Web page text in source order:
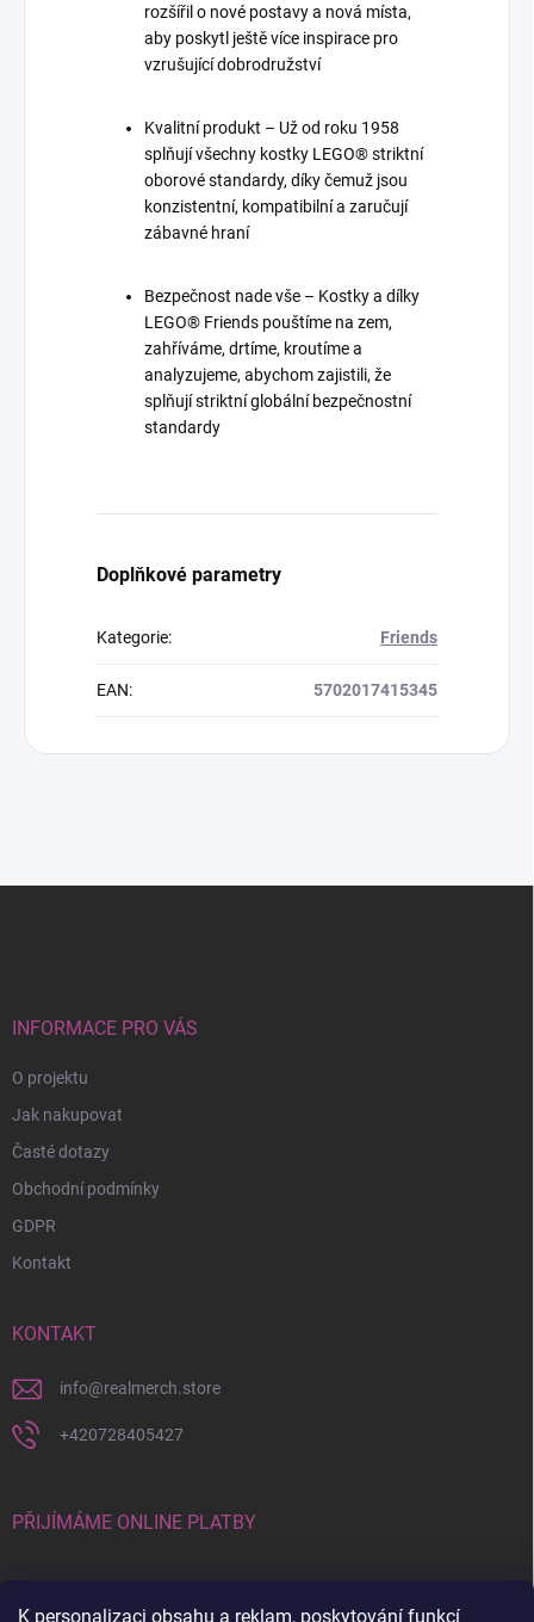
K personalizaci obsahu a reklam, poskytování funkcí
rozšířil o nové postavy a nová místa,
aby poskytl ještě více inspirace pro
vzrušující dobrodružství
Kvalitní produkt – Už od roku 1958
splňují všechny kostky LEGO® striktní
oborové standardy, díky čemuž jsou
konzistentní, kompatibilní a zaručují
zábavné hraní
Bezpečnost nade vše – Kostky a dílky
LEGO® Friends pouštíme na zem,
zahříváme, drtíme, kroutíme a
analyzujeme, abychom zajistili, že
splňují striktní globální bezpečnostní
standardy
Doplňkové parametry
Kategorie: Friends
EAN: 5702017415345
INFORMACE PRO VÁS
O projektu
Jak nakupovat
Časté dotazy
Obchodní podmínky
GDPR
Kontakt
KONTAKT
info@realmerch.store
+420728405427
PŘIJÍMÁME ONLINE PLATBY